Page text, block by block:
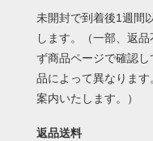
未開封で到着後1週間
します。（一部、返
ず商品ページで確認
品によって異なりま
案内いたします。）
返品送料